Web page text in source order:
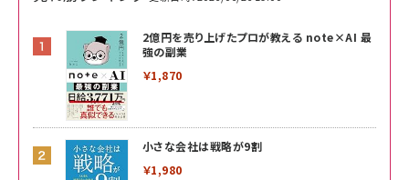
2億円を売り上げたプロが教える note×AI 最
強の副業
￥1,870
小さな会社は戦略が9割
￥1,980